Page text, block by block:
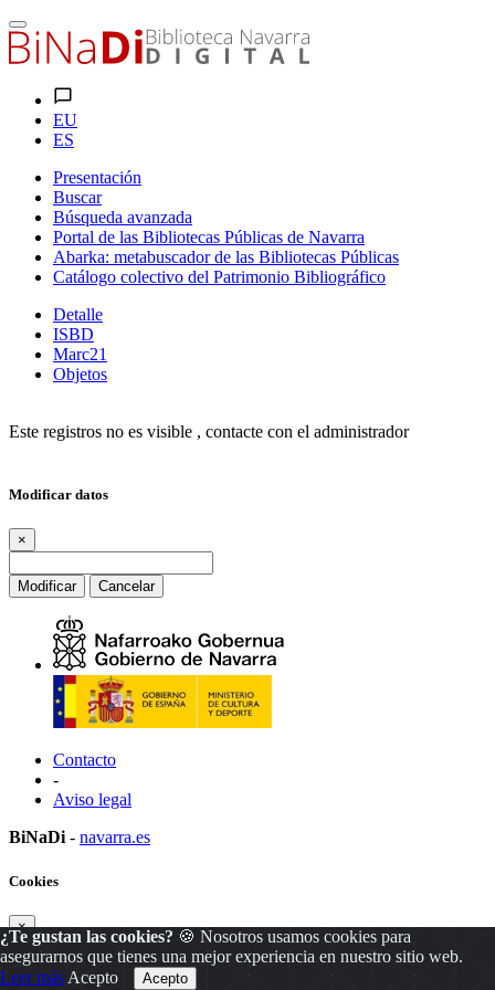
EU
ES
Presentación
Buscar
Búsqueda avanzada
Portal de las Bibliotecas Públicas de Navarra
Abarka: metabuscador de las Bibliotecas Públicas
Catálogo colectivo del Patrimonio Bibliográfico
Detalle
ISBD
Marc21
Objetos
Este registros no es visible , contacte con el administrador
Modificar datos
×
Modificar Cancelar
Contacto
-
Aviso legal
BiNaDi - navarra.es
¿Te gustan las cookies? 🍪 Nosotros usamos cookies para
asegurarnos que tienes una mejor experiencia en nuestro sitio web.
Leer más Acepto
Cookies
×